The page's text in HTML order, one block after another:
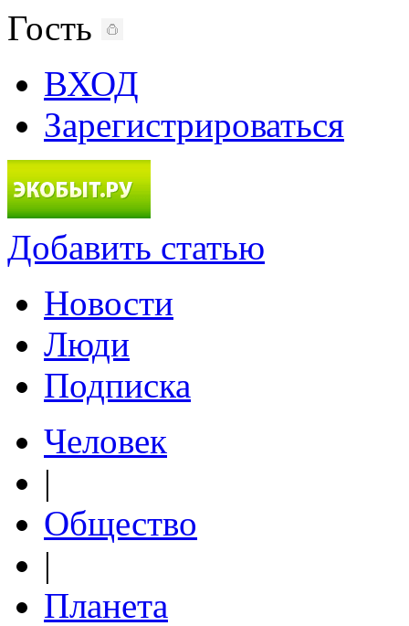
Гость
ВХОД
Зарегистрироваться
Добавить статью
Новости
Люди
Подписка
Человек
|
Общество
|
Планета